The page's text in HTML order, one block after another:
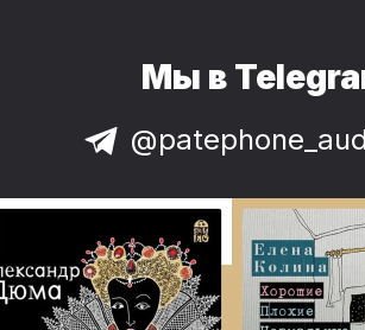
Мы в